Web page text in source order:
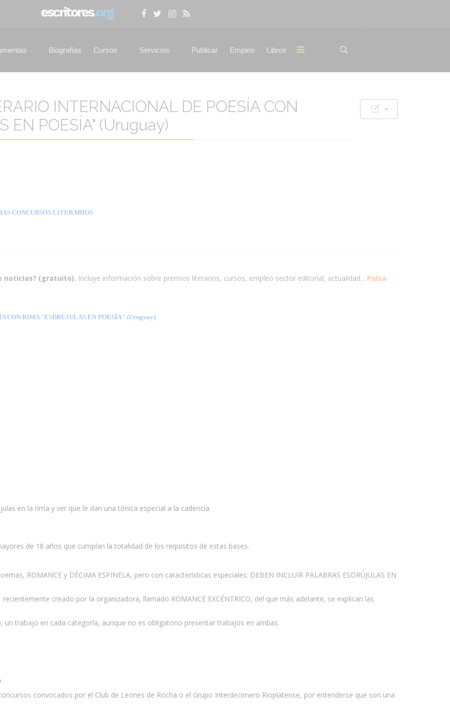
Biografías Cursos Servicios Publicar Empleo Libros
INTERNACIONAL DE POESÍA CON
EN POESÍA" (Uruguay)
CONCURSOS LITERARIOS
noticias? (gratuito). Incluye información sobre premios literarios, cursos, empleo sector editorial, actualidad... Pulsa
CON RIMA "ESDRÚJULAS EN POESÍA" (Uruguay)
en la rima y ver que le dan una tónica especial a la cadencia.
de 18 años que cumplan la totalidad de los requisitos de estas bases.
ROMANCE y DÉCIMA ESPINELA, pero con características especiales: DEBEN INCLUIR PALABRAS ESDRÚJULAS EN
creado por la organizadora, llamado ROMANCE EXCÉNTRICO, del que más adelante, se explican las
trabajo en cada categoría, aunque no es obligatorio presentar trabajos en ambas.
convocados por el Club de Leones de Rocha o el Grupo Interdecimero Rioplatense, por entenderse que son una